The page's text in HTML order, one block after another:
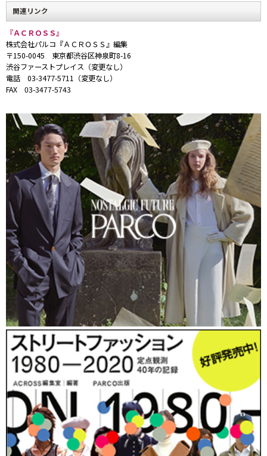
つきましては、組織改定後も、株式会社パルコ『ＡＣＲＯＳＳ』
編集として、これまでと同様に
業務を担当させていただきますので、引き続きご指導・ご鞭撻を
賜りますようお願い申し上げます。
株式会社パルコ 事業戦略室マーケティング部 『ＡＣＲＯＳＳ』
編集
〒150-0045 東京都渋谷区神泉町8-16 渋谷ファーストプレイ
ス（変更なし）
電話 03-3477-5711（変更なし）
FAX 03-3477-5743
MAILinfo@web-across.com（変更なし）
関連リンク
『ＡＣＲＯＳＳ』
株式会社パルコ『ＡＣＲＯＳＳ』編集
〒150-0045 東京都渋谷区神泉町8-16
渋谷ファーストプレイス（変更なし）
電話 03-3477-5711（変更なし）
FAX 03-3477-5743